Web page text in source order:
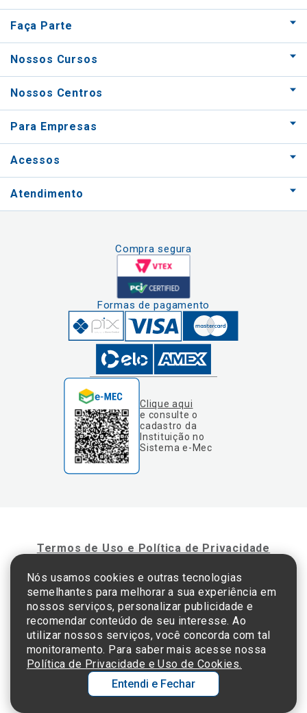
Faça Parte
Nossos Cursos
Nossos Centros
Para Empresas
Acessos
Atendimento
Compra segura
Formas de pagamento
Clique aqui
e consulte o
cadastro da
Instituição no
Sistema e-Mec
Termos de Uso e Política de Privacidade
©2025 Einstein Hospital Israelita -TODOS OS DIREITOS RESERVADOS
CNPJ: 60.765.823/0001-30 - Endereço: Av. Albert Einstein, 627 - Morumbi - São
Paulo - SP - 05652-000
Nós usamos cookies e outras tecnologias
semelhantes para melhorar a sua experiência em
nossos serviços, personalizar publicidade e
recomendar conteúdo de seu interesse. Ao
utilizar nossos serviços, você concorda com tal
monitoramento. Para saber mais acesse nossa
Política de Privacidade e Uso de Cookies.
Entendi e Fechar